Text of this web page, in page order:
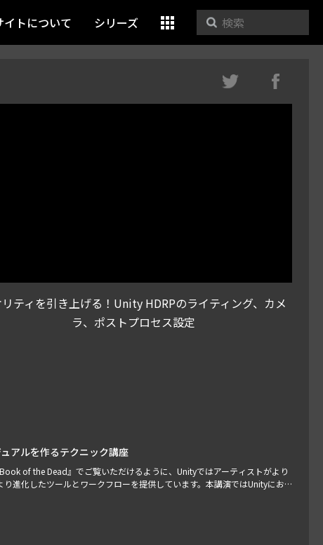
イトについて シリーズ
リティを引き上げる！Unity HDRPのライティング、カメ
ラ、ポストプロセス設定
アルを作るテクニック講座
of the Dead』でご覧いただけるように、Unityではアーティストがより
進化したツールとワークフローを提供しています。本講演ではUnityにお